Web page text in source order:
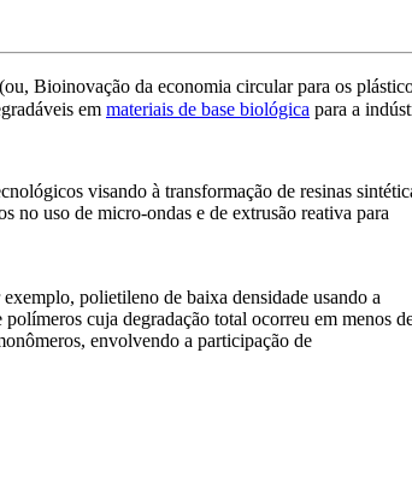
Bioinovação da economia circular para os
em materiais de base biológica para a
visando à transformação de resinas
no uso de micro-ondas e de extrusão reativa para
polietileno de baixa densidade usando a
cuja degradação total ocorreu em menos
envolvendo a participação de